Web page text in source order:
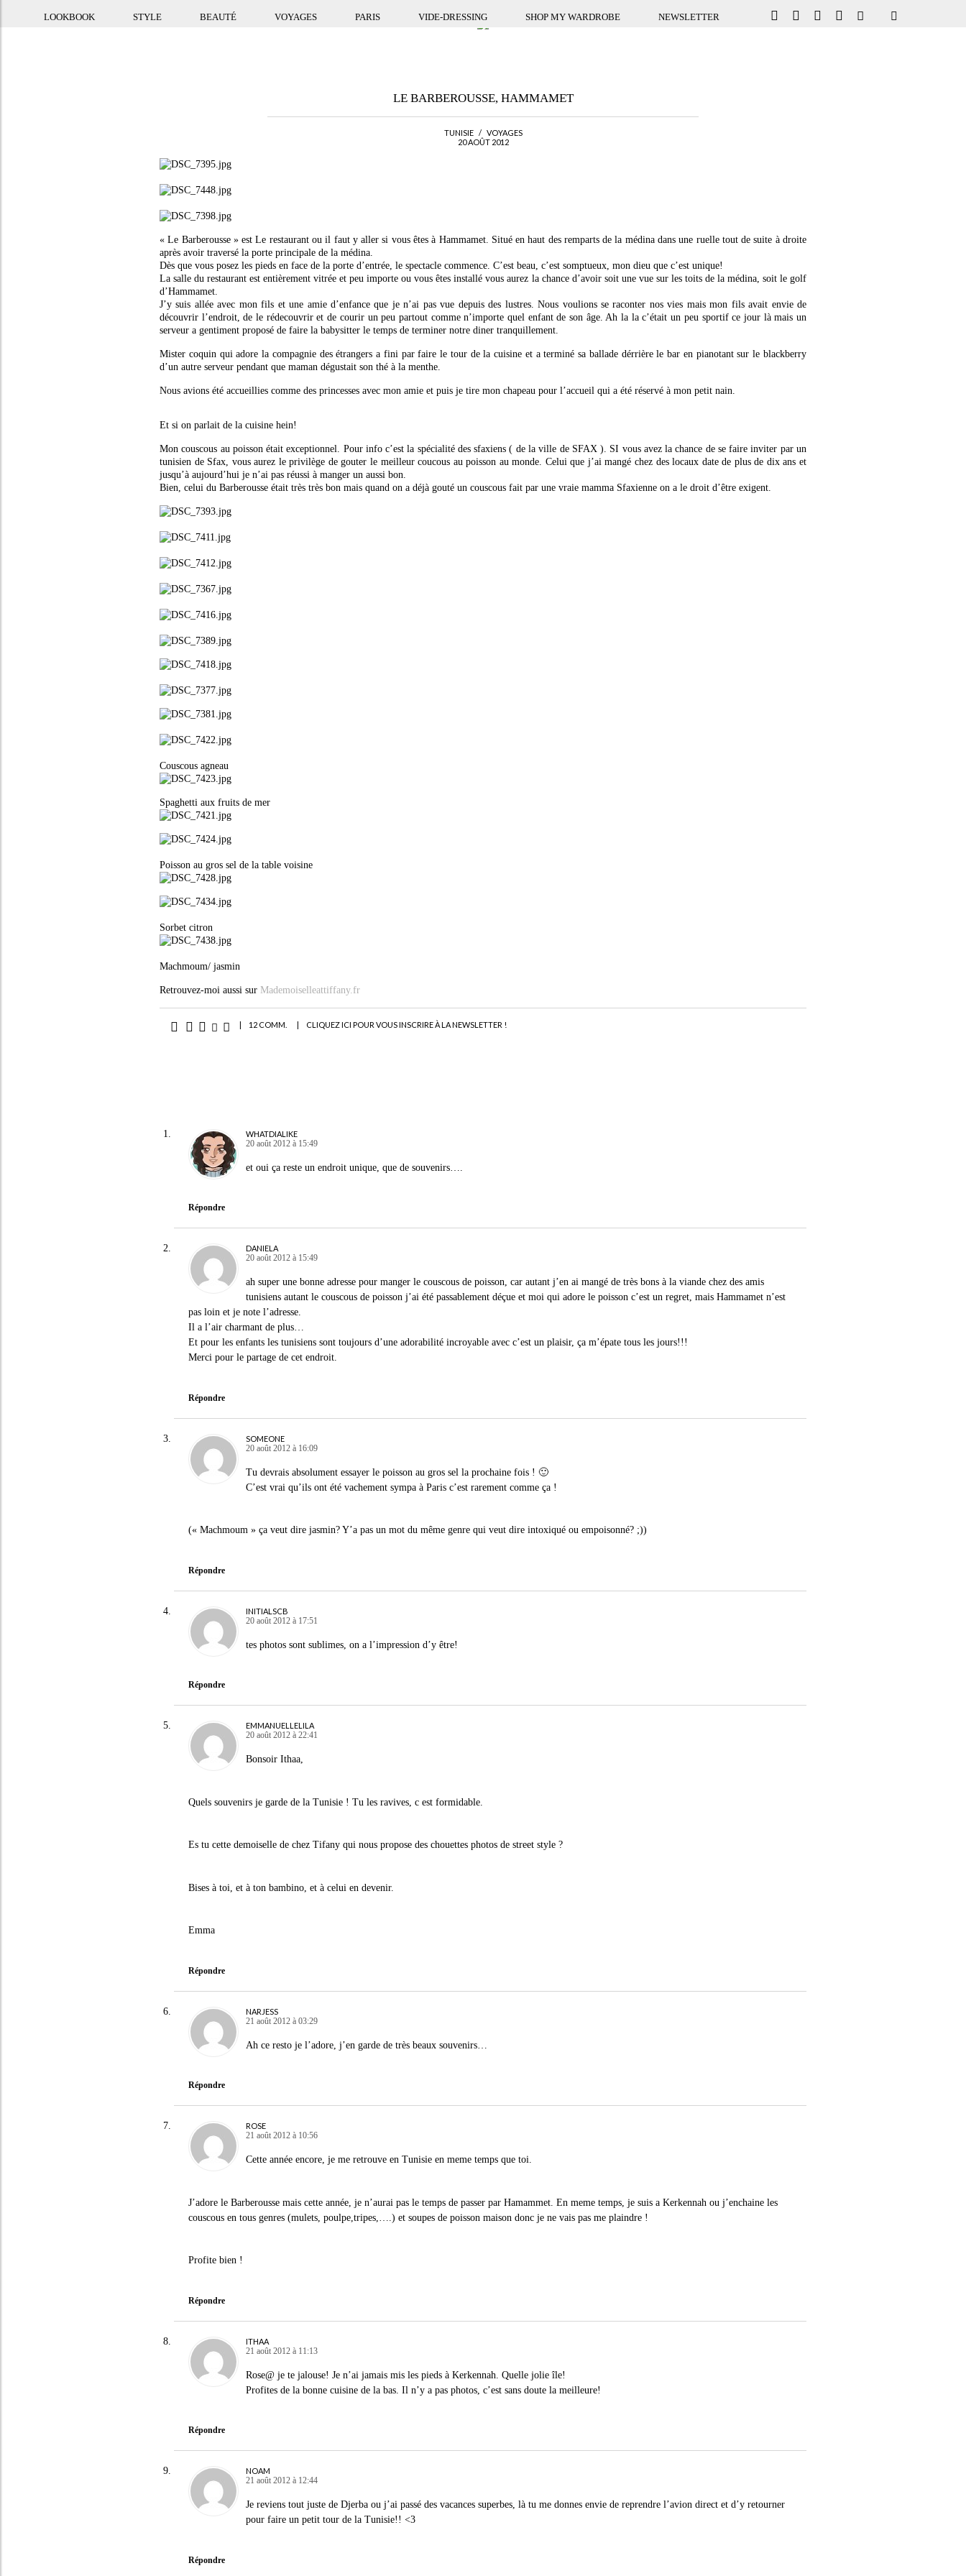
LOOKBOOK STYLE BEAUTÉ VOYAGES PARIS VIDE-DRESSING SHOP MY WARDROBE NEWSLETTER
LE BARBEROUSSE, HAMMAMET
TUNISIE / VOYAGES
20 AOÛT 2012
« Le Barberousse » est Le restaurant ou il faut y aller si vous êtes à Hammamet. Situé en haut des remparts de la médina dans une ruelle tout de suite à droite
après avoir traversé la porte principale de la médina.
Dès que vous posez les pieds en face de la porte d’entrée, le spectacle commence. C’est beau, c’est somptueux, mon dieu que c’est unique!
La salle du restaurant est entièrement vitrée et peu importe ou vous êtes installé vous aurez la chance d’avoir soit une vue sur les toits de la médina, soit le golf
d’Hammamet.
J’y suis allée avec mon fils et une amie d’enfance que je n’ai pas vue depuis des lustres. Nous voulions se raconter nos vies mais mon fils avait envie de
découvrir l’endroit, de le rédecouvrir et de courir un peu partout comme n’importe quel enfant de son âge. Ah la la c’était un peu sportif ce jour là mais un
serveur a gentiment proposé de faire la babysitter le temps de terminer notre diner tranquillement.
Mister coquin qui adore la compagnie des étrangers a fini par faire le tour de la cuisine et a terminé sa ballade dérrière le bar en pianotant sur le blackberry
d’un autre serveur pendant que maman dégustait son thé à la menthe.
Nous avions été accueillies comme des princesses avec mon amie et puis je tire mon chapeau pour l’accueil qui a été réservé à mon petit nain.
Et si on parlait de la cuisine hein!
Mon couscous au poisson était exceptionnel. Pour info c’est la spécialité des sfaxiens ( de la ville de SFAX ). SI vous avez la chance de se faire inviter par un
tunisien de Sfax, vous aurez le privilège de gouter le meilleur coucous au poisson au monde. Celui que j’ai mangé chez des locaux date de plus de dix ans et
jusqu’à aujourd’hui je n’ai pas réussi à manger un aussi bon.
Bien, celui du Barberousse était très très bon mais quand on a déjà gouté un couscous fait par une vraie mamma Sfaxienne on a le droit d’être exigent.
Couscous agneau
Spaghetti aux fruits de mer
Poisson au gros sel de la table voisine
Sorbet citron
Machmoum/ jasmin
Retrouvez-moi aussi sur Mademoiselleattiffany.fr
| 12 COMM. | CLIQUEZ ICI POUR VOUS INSCRIRE À LA NEWSLETTER !
WHATDIALIKE
20 août 2012 à 15:49
et oui ça reste un endroit unique, que de souvenirs….
Répondre
DANIELA
20 août 2012 à 15:49
ah super une bonne adresse pour manger le couscous de poisson, car autant j’en ai mangé de très bons à la viande chez des amis
tunisiens autant le couscous de poisson j’ai été passablement déçue et moi qui adore le poisson c’est un regret, mais Hammamet n’est
pas loin et je note l’adresse.
Il a l’air charmant de plus…
Et pour les enfants les tunisiens sont toujours d’une adorabilité incroyable avec c’est un plaisir, ça m’épate tous les jours!!!
Merci pour le partage de cet endroit.
Répondre
SOMEONE
20 août 2012 à 16:09
Tu devrais absolument essayer le poisson au gros sel la prochaine fois ! 🙂
C’est vrai qu’ils ont été vachement sympa à Paris c’est rarement comme ça !
(« Machmoum » ça veut dire jasmin? Y’a pas un mot du même genre qui veut dire intoxiqué ou empoisonné? ;))
Répondre
INITIALSCB
20 août 2012 à 17:51
tes photos sont sublimes, on a l’impression d’y être!
Répondre
EMMANUELLELILA
20 août 2012 à 22:41
Bonsoir Ithaa,
Quels souvenirs je garde de la Tunisie ! Tu les ravives, c est formidable.
Es tu cette demoiselle de chez Tifany qui nous propose des chouettes photos de street style ?
Bises à toi, et à ton bambino, et à celui en devenir.
Emma
Répondre
NARJESS
21 août 2012 à 03:29
Ah ce resto je l’adore, j’en garde de très beaux souvenirs…
Répondre
ROSE
21 août 2012 à 10:56
Cette année encore, je me retrouve en Tunisie en meme temps que toi.
J’adore le Barberousse mais cette année, je n’aurai pas le temps de passer par Hamammet. En meme temps, je suis a Kerkennah ou j’enchaine les
couscous en tous genres (mulets, poulpe,tripes,….) et soupes de poisson maison donc je ne vais pas me plaindre !
Profite bien !
Répondre
ITHAA
21 août 2012 à 11:13
Rose@ je te jalouse! Je n’ai jamais mis les pieds à Kerkennah. Quelle jolie île!
Profites de la bonne cuisine de la bas. Il n’y a pas photos, c’est sans doute la meilleure!
Répondre
NOAM
21 août 2012 à 12:44
Je reviens tout juste de Djerba ou j’ai passé des vacances superbes, là tu me donnes envie de reprendre l’avion direct et d’y retourner
pour faire un petit tour de la Tunisie!! <3
Répondre